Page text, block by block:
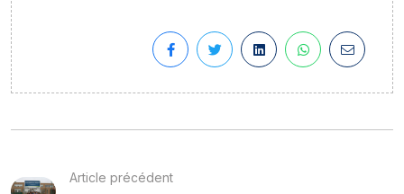
Article précédent